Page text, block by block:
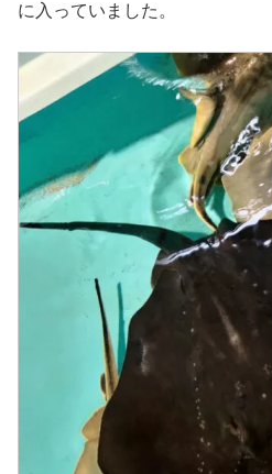
に入っていました。